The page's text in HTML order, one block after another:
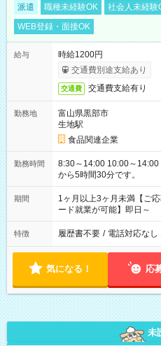
派遣 職種未経験OK 社会人未経験
WEB登録・面接OK
給与
時給1200円
交通費別途支給あり
交通費 交通費支給有り
勤務地
富山県黒部市
生地駅
食品関連企業
勤務時間
8:30～14:00 10:00～14:00 9:00～13:00 ※
から5時間30分です。
期間
1ヶ月以上3ヶ月未満【ご
ード就業が可能】即日～
特徴 履歴書不要 / 電話対応なし
気になる！ 応
未